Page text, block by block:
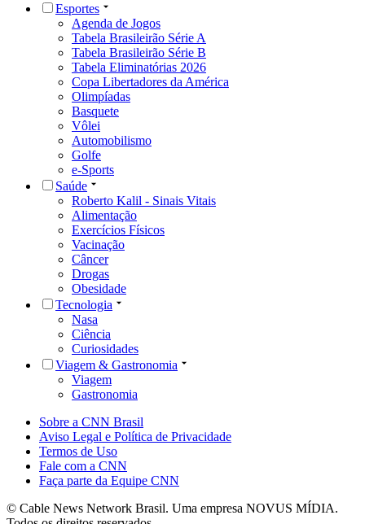
Esportes
Agenda de Jogos
Tabela Brasileirão Série A
Tabela Brasileirão Série B
Tabela Eliminatórias 2026
Copa Libertadores da América
Olimpíadas
Basquete
Vôlei
Automobilismo
Golfe
e-Sports
Saúde
Roberto Kalil - Sinais Vitais
Alimentação
Exercícios Físicos
Vacinação
Câncer
Drogas
Obesidade
Tecnologia
Nasa
Ciência
Curiosidades
Viagem & Gastronomia
Viagem
Gastronomia
Sobre a CNN Brasil
Aviso Legal e Política de Privacidade
Termos de Uso
Fale com a CNN
Faça parte da Equipe CNN
© Cable News Network Brasil. Uma empresa NOVUS MÍDIA.